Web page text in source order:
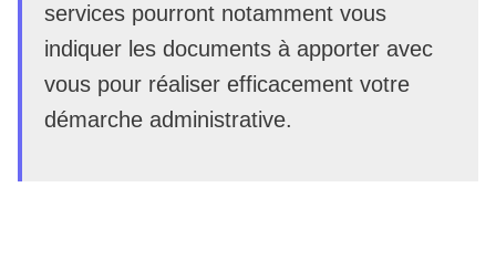
services pourront notamment vous
indiquer les documents à apporter avec
vous pour réaliser efficacement votre
démarche administrative.